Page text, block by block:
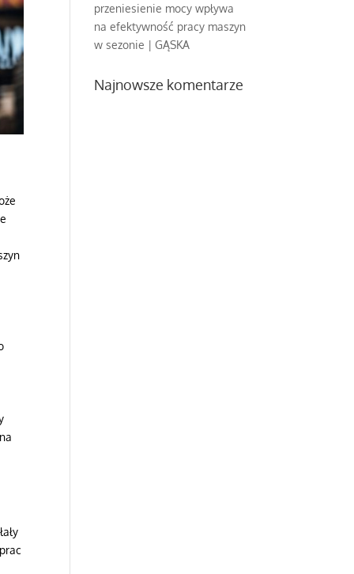
przeniesienie mocy wpływa
na efektywność pracy maszyn
w sezonie | GĄSKA
Najnowsze komentarze